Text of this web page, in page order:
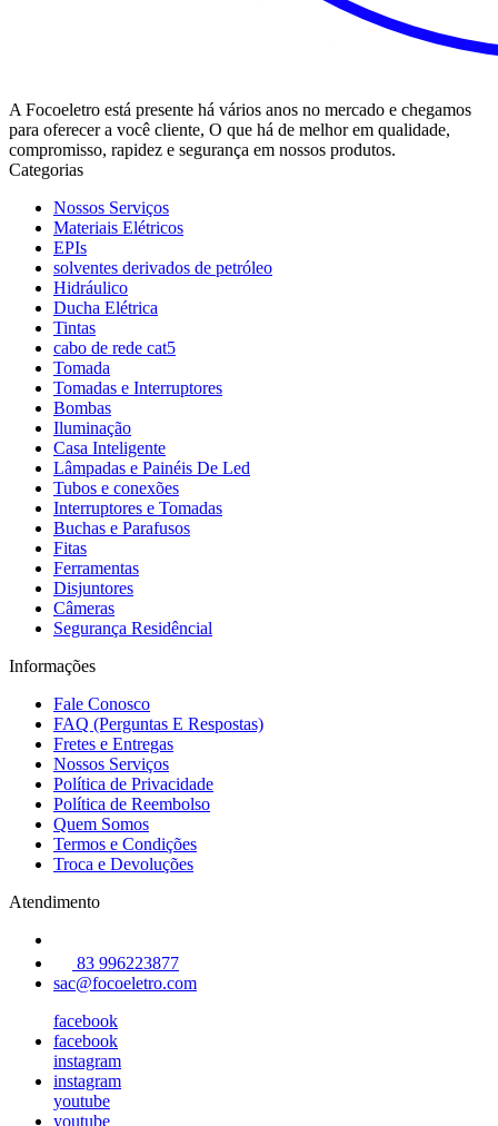
A Focoeletro está presente há vários anos no mercado e chegamos
para oferecer a você cliente, O que há de melhor em qualidade,
compromisso, rapidez e segurança em nossos produtos.
Categorias
Nossos Serviços
Materiais Elétricos
EPIs
solventes derivados de petróleo
Hidráulico
Ducha Elétrica
Tintas
cabo de rede cat5
Tomada
Tomadas e Interruptores
Bombas
Iluminação
Casa Inteligente
Lâmpadas e Painéis De Led
Tubos e conexões
Interruptores e Tomadas
Buchas e Parafusos
Fitas
Ferramentas
Disjuntores
Câmeras
Segurança Residêncial
Informações
Fale Conosco
FAQ (Perguntas E Respostas)
Fretes e Entregas
Nossos Serviços
Política de Privacidade
Política de Reembolso
Quem Somos
Termos e Condições
Troca e Devoluções
Atendimento
83 996223877
sac@focoeletro.com
facebook
facebook
instagram
instagram
youtube
youtube